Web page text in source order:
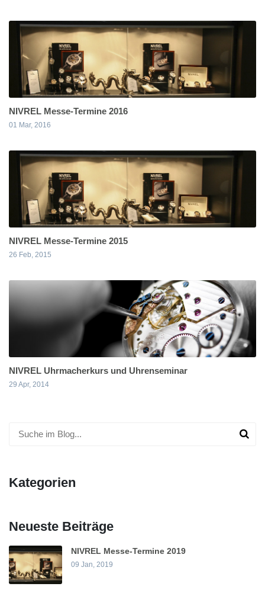
NIVREL Messe-Termine 2016
01 Mar, 2016
NIVREL Messe-Termine 2015
26 Feb, 2015
NIVREL Uhrmacherkurs und Uhrenseminar
29 Apr, 2014
Kategorien
Neueste Beiträge
NIVREL Messe-Termine 2019
09 Jan, 2019